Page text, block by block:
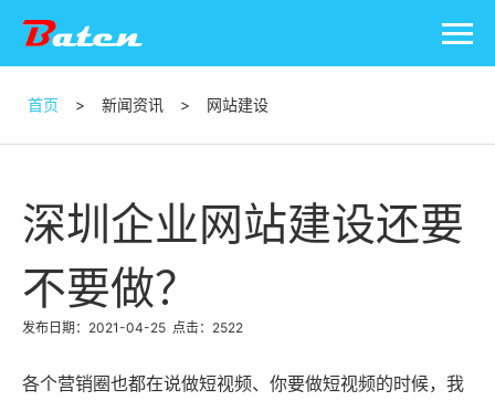
首页 > 新闻资讯 > 网站建设
深圳企业网站建设还要
不要做？
发布日期：2021-04-25 点击：2522
各个营销圈也都在说做短视频、你要做短视频的时候，我